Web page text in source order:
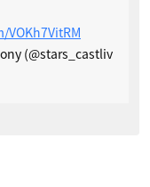
(@stars_castliv